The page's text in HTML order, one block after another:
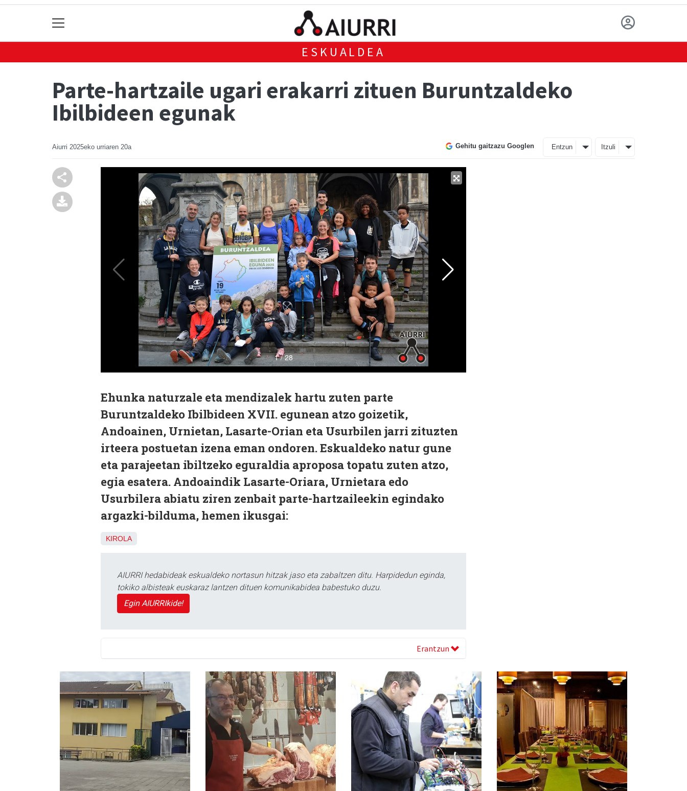
ESKUALDEA
Parte-hartzaile ugari erakarri zituen Buruntzaldeko
Ibilbideen egunak
Aiurri 2025eko urriaren 20a Gehitu gaitzazu Googlen Entzun Itzuli
Ehunka naturzale eta mendizalek hartu zuten parte
Buruntzaldeko Ibilbideen XVII. egunean atzo goizetik,
Andoainen, Urnietan, Lasarte-Orian eta Usurbilen jarri zituzten
irteera postuetan izena eman ondoren. Eskualdeko natur gune
eta parajeetan ibiltzeko eguraldia aproposa topatu zuten atzo,
egia esatera. Andoaindik Lasarte-Oriara, Urnietara edo
Usurbilera abiatu ziren zenbait parte-hartzaileekin egindako
argazki-bilduma, hemen ikusgai:
KIROLA
AIURRI hedabideak eskualdeko nortasun hitzak jaso eta zabaltzen ditu. Harpidedun eginda,
tokiko albisteak euskaraz lantzen dituen komunikabidea babestuko duzu.
Egin AIURRIkide!
Erantzun